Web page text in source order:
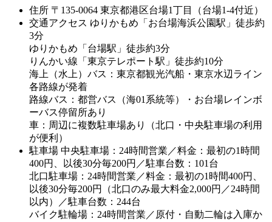
住所 〒135-0064 東京都港区台場1丁目（台場1-4付近）
交通アクセス ゆりかもめ「お台場海浜公園駅」徒歩約
3分
ゆりかもめ「台場駅」徒歩約3分
りんかい線「東京テレポート駅」徒歩約10分
海上（水上）バス：東京都観光汽船・東京水辺ライン
各路線が発着
路線バス：都営バス（海01系統等）・お台場レインボ
ーバス停留所あり
車：周辺に複数駐車場あり（北口・中央駐車場の利用
が便利）
駐車場 中央駐車場：24時間営業／料金：最初の1時間
400円、以後30分毎200円／駐車台数：101台
北口駐車場：24時間営業／料金：最初の1時間400円、
以後30分毎200円（北口のみ最大料金2,000円／24時間
以内）／駐車台数：244台
バイク駐輪場：24時間営業／原付・自動二輪は入庫か